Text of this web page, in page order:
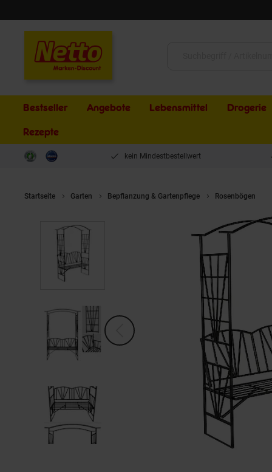
Bestseller Angebote Lebensmittel Drogerie
Rezepte
kein Mindestbestellwert
Startseite Garten Bepflanzung & Gartenpflege Rosenbögen